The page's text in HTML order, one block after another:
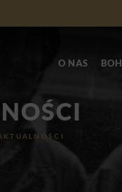
O NAS